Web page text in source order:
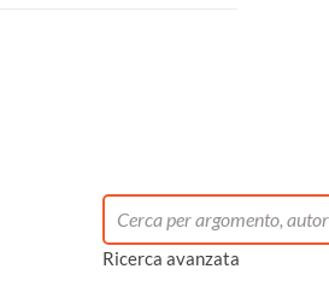
Ricerca avanzata